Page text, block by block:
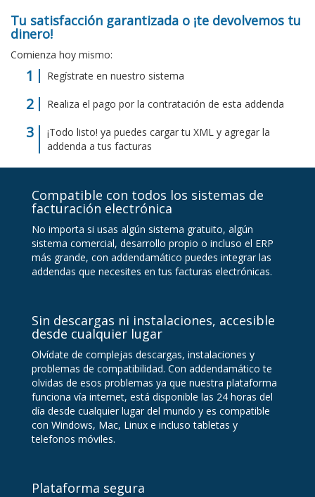
Tu satisfacción garantizada o ¡te devolvemos tu
dinero!
Comienza hoy mismo:
Regístrate en nuestro sistema
Realiza el pago por la contratación de esta addenda
¡Todo listo! ya puedes cargar tu XML y agregar la
addenda a tus facturas
Compatible con todos los sistemas de
facturación electrónica
No importa si usas algún sistema gratuito, algún
sistema comercial, desarrollo propio o incluso el ERP
más grande, con addendamático puedes integrar las
addendas que necesites en tus facturas electrónicas.
Sin descargas ni instalaciones, accesible
desde cualquier lugar
Olvídate de complejas descargas, instalaciones y
problemas de compatibilidad. Con addendamático te
olvidas de esos problemas ya que nuestra plataforma
funciona vía internet, está disponible las 24 horas del
día desde cualquier lugar del mundo y es compatible
con Windows, Mac, Linux e incluso tabletas y
telefonos móviles.
Plataforma segura